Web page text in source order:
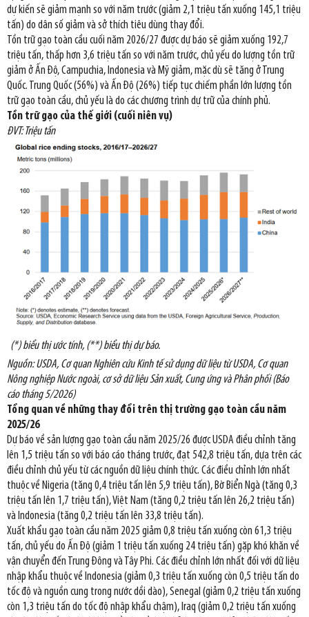
dự kiến sẽ giảm mạnh so với năm trước (giảm 2,1 triệu tấn xuống 145,1 triệu
tấn) do dân số giảm và sở thích tiêu dùng thay đổi.
Tồn trữ gạo toàn cầu cuối năm 2026/27 được dự báo sẽ giảm xuống 192,7
triệu tấn, thấp hơn 3,6 triệu tấn so với năm trước, chủ yếu do lượng tồn trữ
giảm ở Ấn Độ, Campuchia, Indonesia và Mỹ giảm, mặc dù sẽ tăng ở Trung
Quốc. Trung Quốc (56%) và Ấn Độ (26%) tiếp tục chiếm phần lớn lượng tồn
trữ gạo toàn cầu, chủ yếu là do các chương trình dự trữ của chính phủ.
Tồn trữ gạo của thế giới (cuối niên vụ)
ĐVT: Triệu tấn
(*) biểu thị ước tính, (**) biểu thị dự báo.
Nguồn: USDA, Cơ quan Nghiên cứu Kinh tế sử dụng dữ liệu từ USDA, Cơ quan
Nông nghiệp Nước ngoài, cơ sở dữ liệu Sản xuất, Cung ứng và Phân phối (Báo
cáo tháng 5/2026)
Tổng quan về những thay đổi trên thị trường gạo toàn cầu năm
2025/26
Dự báo về sản lượng gạo toàn cầu năm 2025/26 được USDA điều chỉnh tăng
lên 1,5 triệu tấn so với báo cáo tháng trước, đạt 542,8 triệu tấn, dựa trên các
điều chỉnh chủ yếu từ các nguồn dữ liệu chính thức. Các điều chỉnh lớn nhất
thuộc về Nigeria (tăng 0,4 triệu tấn lên 5,9 triệu tấn), Bờ Biển Ngà (tăng 0,3
triệu tấn lên 1,7 triệu tấn), Việt Nam (tăng 0,2 triệu tấn lên 26,2 triệu tấn)
và Indonesia (tăng 0,2 triệu tấn lên 33,8 triệu tấn).
Xuất khẩu gạo toàn cầu năm 2025 giảm 0,8 triệu tấn xuống còn 61,3 triệu
tấn, chủ yếu do Ấn Độ (giảm 1 triệu tấn xuống 24 triệu tấn) gặp khó khăn về
vận chuyển đến Trung Đông và Tây Phi. Các điều chỉnh lớn nhất đối với dữ liệu
nhập khẩu thuộc về Indonesia (giảm 0,3 triệu tấn xuống còn 0,5 triệu tấn do
tốc độ và nguồn cung trong nước dồi dào), Senegal (giảm 0,2 triệu tấn xuống
còn 1,3 triệu tấn do tốc độ nhập khẩu chậm), Iraq (giảm 0,2 triệu tấn xuống